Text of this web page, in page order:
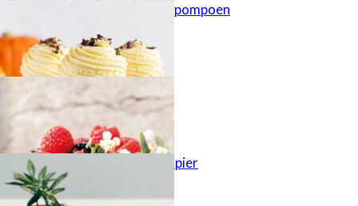
Cupcakes met pompoen
Najaarstaart
Planten van papier